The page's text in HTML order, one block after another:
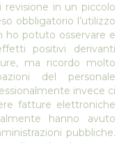
revisione in un piccolo
obbligatorio l’utilizzo
ho potuto osservare e
positivi derivanti
ma ricordo molto
del personale
invece ci
fatture elettroniche
hanno avuto
pubbliche.